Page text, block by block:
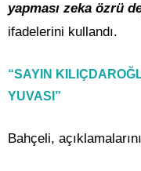
yapması zeka özrü
ifadelerini kullandı.
“SAYIN
YUVASI”
Bahçeli,